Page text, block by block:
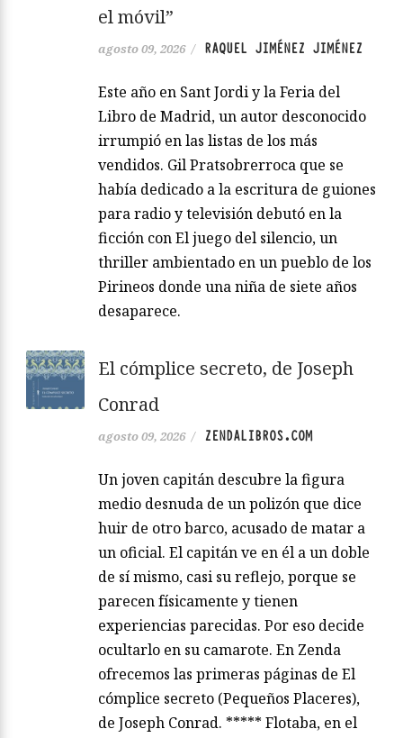
el móvil”
agosto 09, 2026 / RAQUEL JIMÉNEZ JIMÉNEZ
Este año en Sant Jordi y la Feria del
Libro de Madrid, un autor desconocido
irrumpió en las listas de los más
vendidos. Gil Pratsobrerroca que se
había dedicado a la escritura de guiones
para radio y televisión debutó en la
ficción con El juego del silencio, un
thriller ambientado en un pueblo de los
Pirineos donde una niña de siete años
desaparece.
El cómplice secreto, de Joseph
Conrad
agosto 09, 2026 / ZENDALIBROS.COM
Un joven capitán descubre la figura
medio desnuda de un polizón que dice
huir de otro barco, acusado de matar a
un oficial. El capitán ve en él a un doble
de sí mismo, casi su reflejo, porque se
parecen físicamente y tienen
experiencias parecidas. Por eso decide
ocultarlo en su camarote. En Zenda
ofrecemos las primeras páginas de El
cómplice secreto (Pequeños Placeres),
de Joseph Conrad. ***** Flotaba, en el